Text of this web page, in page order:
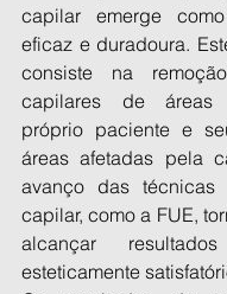
capilar emerge
eficaz e duradoura.
consiste na
capilares de áreas
próprio paciente e
áreas afetadas pela
avanço das técnicas
capilar, como a FUE,
alcançar
esteticamente